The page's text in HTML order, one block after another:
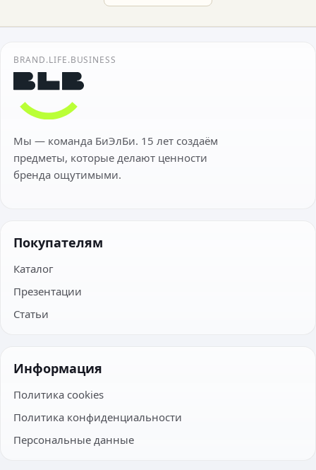
BRAND.LIFE.BUSINESS
Мы — команда БиЭлБи. 15 лет создаём
предметы, которые делают ценности
бренда ощутимыми.
Покупателям
Каталог
Презентации
Статьи
Информация
Политика cookies
Политика конфиденциальности
Персональные данные